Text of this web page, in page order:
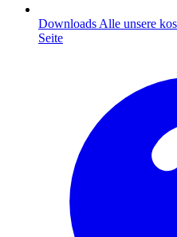
Downloads Alle unsere
Seite